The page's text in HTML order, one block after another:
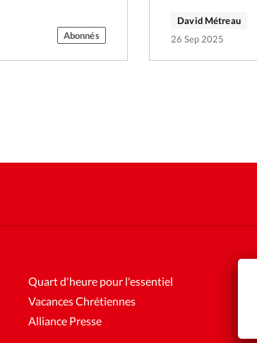
Abonnés
David Métreau
26 Sep 2025
Quart d'heure pour l'essentiel
Vacances Chrétiennes
Alliance Presse